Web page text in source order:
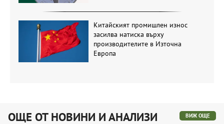
Китайският промишлен износ
засилва натиска върху
производителите в Източна
Европа
ОЩЕ ОТ НОВИНИ И АНАЛИЗИ ВИЖ ОЩЕ